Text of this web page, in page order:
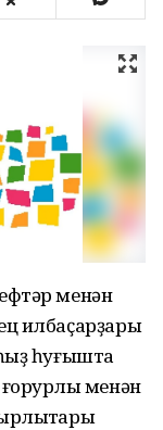
менән
илбаҫарҙары
һуғышта
менән